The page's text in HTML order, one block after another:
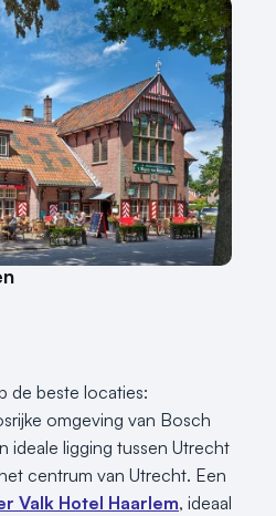
de beste locaties:
omgeving van Bosch
ideale ligging tussen Utrecht
centrum van Utrecht. Een
Valk Hotel Haarlem, ideaal